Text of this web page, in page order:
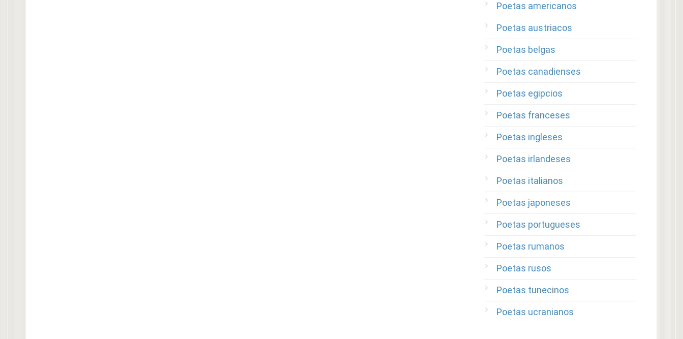
Poetas americanos
Poetas austriacos
Poetas belgas
Poetas canadienses
Poetas egipcios
Poetas franceses
Poetas ingleses
Poetas irlandeses
Poetas italianos
Poetas japoneses
Poetas portugueses
Poetas rumanos
Poetas rusos
Poetas tunecinos
Poetas ucranianos